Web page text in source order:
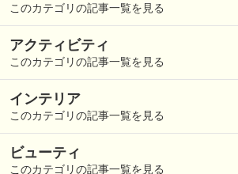
このカテゴリの記事一覧を見る
アクティビティ
このカテゴリの記事一覧を見る
インテリア
このカテゴリの記事一覧を見る
ビューティ
このカテゴリの記事一覧を見る